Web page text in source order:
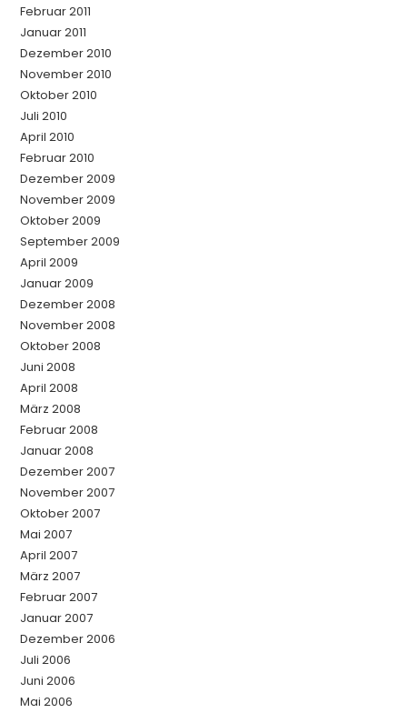
Februar 2011
Januar 2011
Dezember 2010
November 2010
Oktober 2010
Juli 2010
April 2010
Februar 2010
Dezember 2009
November 2009
Oktober 2009
September 2009
April 2009
Januar 2009
Dezember 2008
November 2008
Oktober 2008
Juni 2008
April 2008
März 2008
Februar 2008
Januar 2008
Dezember 2007
November 2007
Oktober 2007
Mai 2007
April 2007
März 2007
Februar 2007
Januar 2007
Dezember 2006
Juli 2006
Juni 2006
Mai 2006